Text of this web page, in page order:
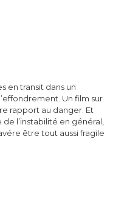
en transit dans un
Un film sur
rapport au danger. Et
l’instabilité en général,
être tout aussi fragile